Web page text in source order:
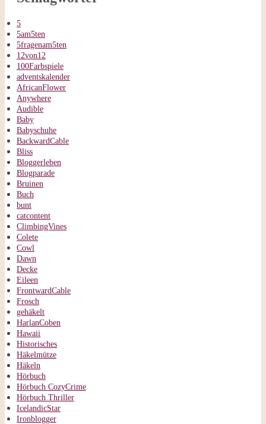
5
5am5ten
5fragenam5ten
12von12
100Farbspiele
adventskalender
AfricanFlower
Anywhere
Audible
Baby
Babyschuhe
BackwardCable
Bliss
Bloggerleben
Blogparade
Bruinen
Buch
bunt
catcontent
ClimbingVines
Colete
Cowl
Dawn
Decke
Eileen
FrontwardCable
Frosch
gehäkelt
HarlanCoben
Hawaii
Historisches
Häkelmütze
Häkeln
Hörbuch
Hörbuch CozyCrime
Hörbuch Thriller
IcelandicStar
Ironblogger